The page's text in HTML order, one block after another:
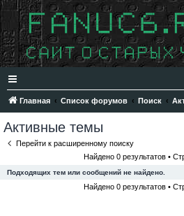
Главная Список форумов Поиск
Активные темы
Перейти к расширенному поиску
Найдено 0 результатов •
Подходящих тем или сообщений не найдено.
Найдено 0 результатов •